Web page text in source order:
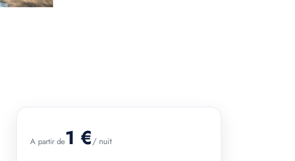
A partir de1 €/ nuit